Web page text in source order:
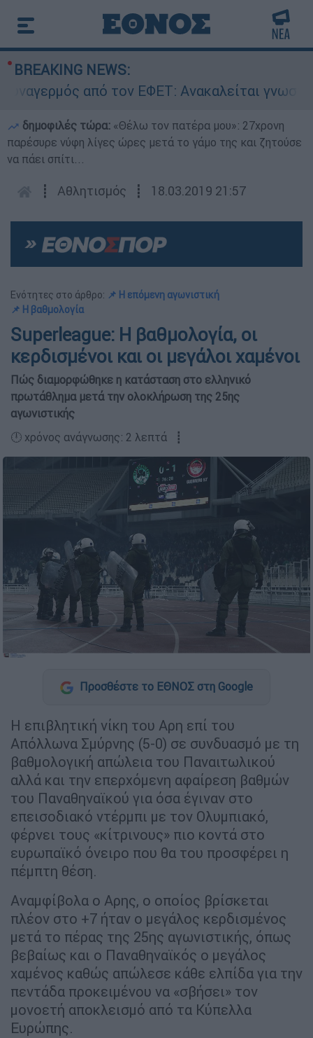
BREAKING NEWS:
από τον ΕΦΕΤ: Ανακαλείται γνωστή
δημοφιλές τώρα: «Θέλω τον πατέρα μου»: 27χρονη
παρέσυρε νύφη λίγες ώρες μετά το γάμο της και ζητούσε
να πάει σπίτι...
┋ Αθλητισμός ┋ 18.03.2019 21:57
Ενότητες στο άρθρο: 📌 Η επόμενη αγωνιστική
📌 Η βαθμολογία
Superleague: Η βαθμολογία, οι
κερδισμένοι και οι μεγάλοι χαμένοι
Πώς διαμορφώθηκε η κατάσταση στο ελληνικό
πρωτάθλημα μετά την ολοκλήρωση της 25ης
αγωνιστικής
🕛 χρόνος ανάγνωσης: 2 λεπτά ┋
Προσθέστε το ΕΘΝΟΣ στη Google
Η επιβλητική νίκη του Αρη επί του
Απόλλωνα Σμύρνης (5-0) σε συνδυασμό με τη
βαθμολογική απώλεια του Παναιτωλικού
αλλά και την επερχόμενη αφαίρεση βαθμών
του Παναθηναϊκού για όσα έγιναν στο
επεισοδιακό ντέρμπι με τον Ολυμπιακό,
φέρνει τους «κίτρινους» πιο κοντά στο
ευρωπαϊκό όνειρο που θα του προσφέρει η
πέμπτη θέση.
Αναμφίβολα ο Αρης, ο οποίος βρίσκεται
πλέον στο +7 ήταν ο μεγάλος κερδισμένος
μετά το πέρας της 25ης αγωνιστικής, όπως
βεβαίως και ο Παναθηναϊκός ο μεγάλος
χαμένος καθώς απώλεσε κάθε ελπίδα για την
πεντάδα προκειμένου να «σβήσει» τον
μονοετή αποκλεισμό από τα Κύπελλα
Ευρώπης.